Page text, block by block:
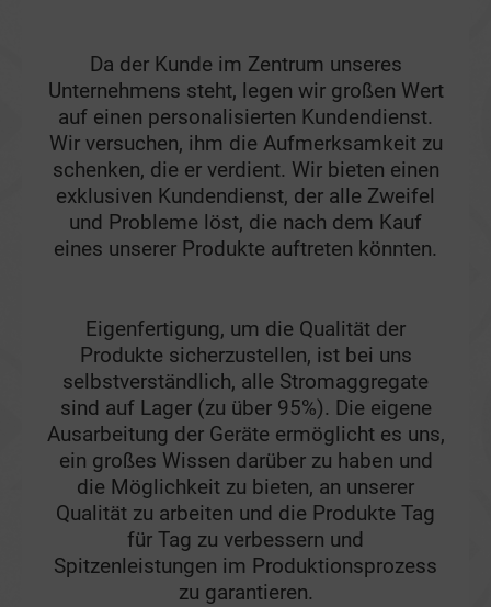
Da der Kunde im Zentrum unseres
Unternehmens steht, legen wir großen Wert
auf einen personalisierten Kundendienst.
Wir versuchen, ihm die Aufmerksamkeit zu
schenken, die er verdient. Wir bieten einen
exklusiven Kundendienst, der alle Zweifel
und Probleme löst, die nach dem Kauf
eines unserer Produkte auftreten könnten.
Eigenfertigung, um die Qualität der
Produkte sicherzustellen, ist bei uns
selbstverständlich, alle Stromaggregate
sind auf Lager (zu über 95%). Die eigene
Ausarbeitung der Geräte ermöglicht es uns,
ein großes Wissen darüber zu haben und
die Möglichkeit zu bieten, an unserer
Qualität zu arbeiten und die Produkte Tag
für Tag zu verbessern und
Spitzenleistungen im Produktionsprozess
zu garantieren.